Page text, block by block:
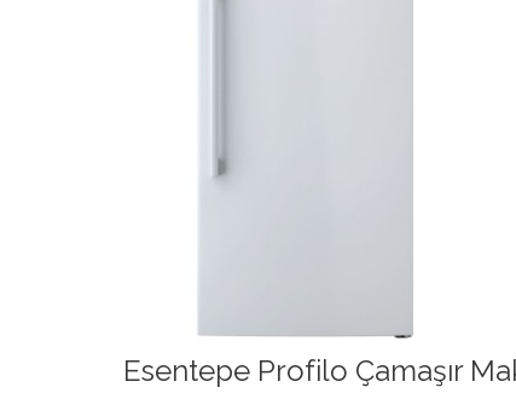
Esentepe Profilo Çamaşır